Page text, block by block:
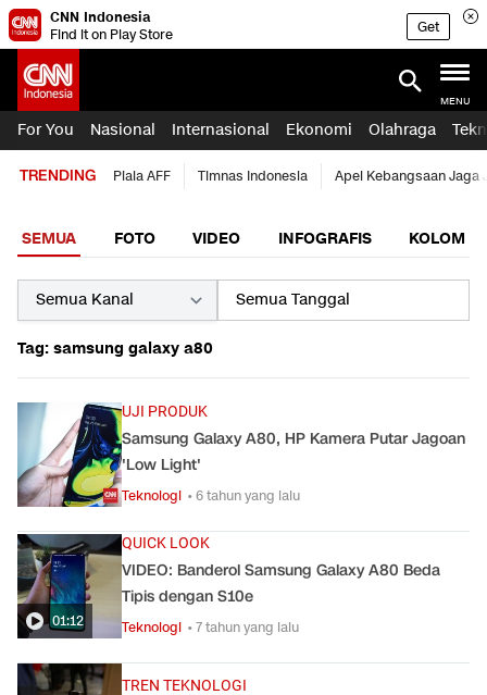
CNN Indonesia
Find it on Play Store
Get
MENU
For You Nasional Internasional Ekonomi Olahraga
TRENDING Piala AFF Timnas Indonesia Apel Kebangsaan Jaga
SEMUA FOTO VIDEO INFOGRAFIS KOLOM
Tag: samsung galaxy a80
UJI PRODUK
Samsung Galaxy A80, HP Kamera Putar Jagoan
'Low Light'
Teknologi • 6 tahun yang lalu
01:12
QUICK LOOK
VIDEO: Banderol Samsung Galaxy A80 Beda
Tipis dengan S10e
Teknologi • 7 tahun yang lalu
TREN TEKNOLOGI